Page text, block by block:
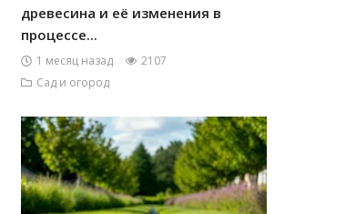
древесина и её изменения в
процессе...
1 месяц назад
2107
Сад и огород